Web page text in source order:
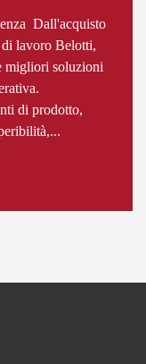
Dall'acquisto
lavoro Belotti,
migliori soluzioni
di prodotto,